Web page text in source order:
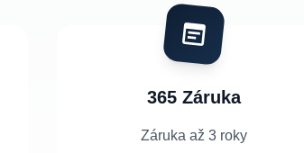
365 Záruka
Záruka až 3 roky